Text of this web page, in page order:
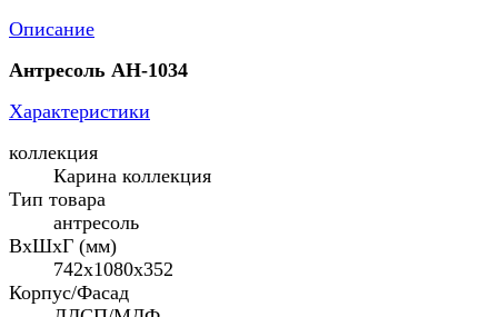
Описание
Антресоль АН-1034
Характеристики
коллекция
Карина коллекция
Тип товара
антресоль
ВхШхГ (мм)
742х1080х352
Корпус/Фасад